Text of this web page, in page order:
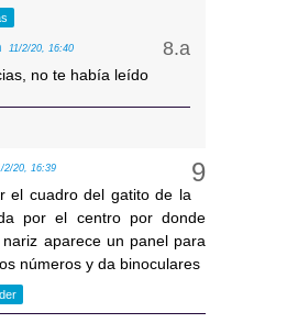
11/2/20, 16:40
no te había leído
2/20, 16:39
el cuadro del gatito de la
por el centro por donde
aparece un panel para
números y da binoculares